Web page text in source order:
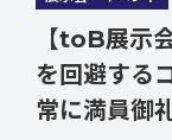
【toB展示
を回避する
常に満員御